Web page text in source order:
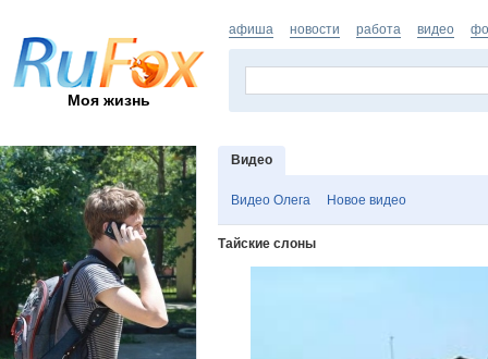
Моя жизнь
афиша новости работа видео
Видео
Видео Олега Новое видео
Тайские слоны